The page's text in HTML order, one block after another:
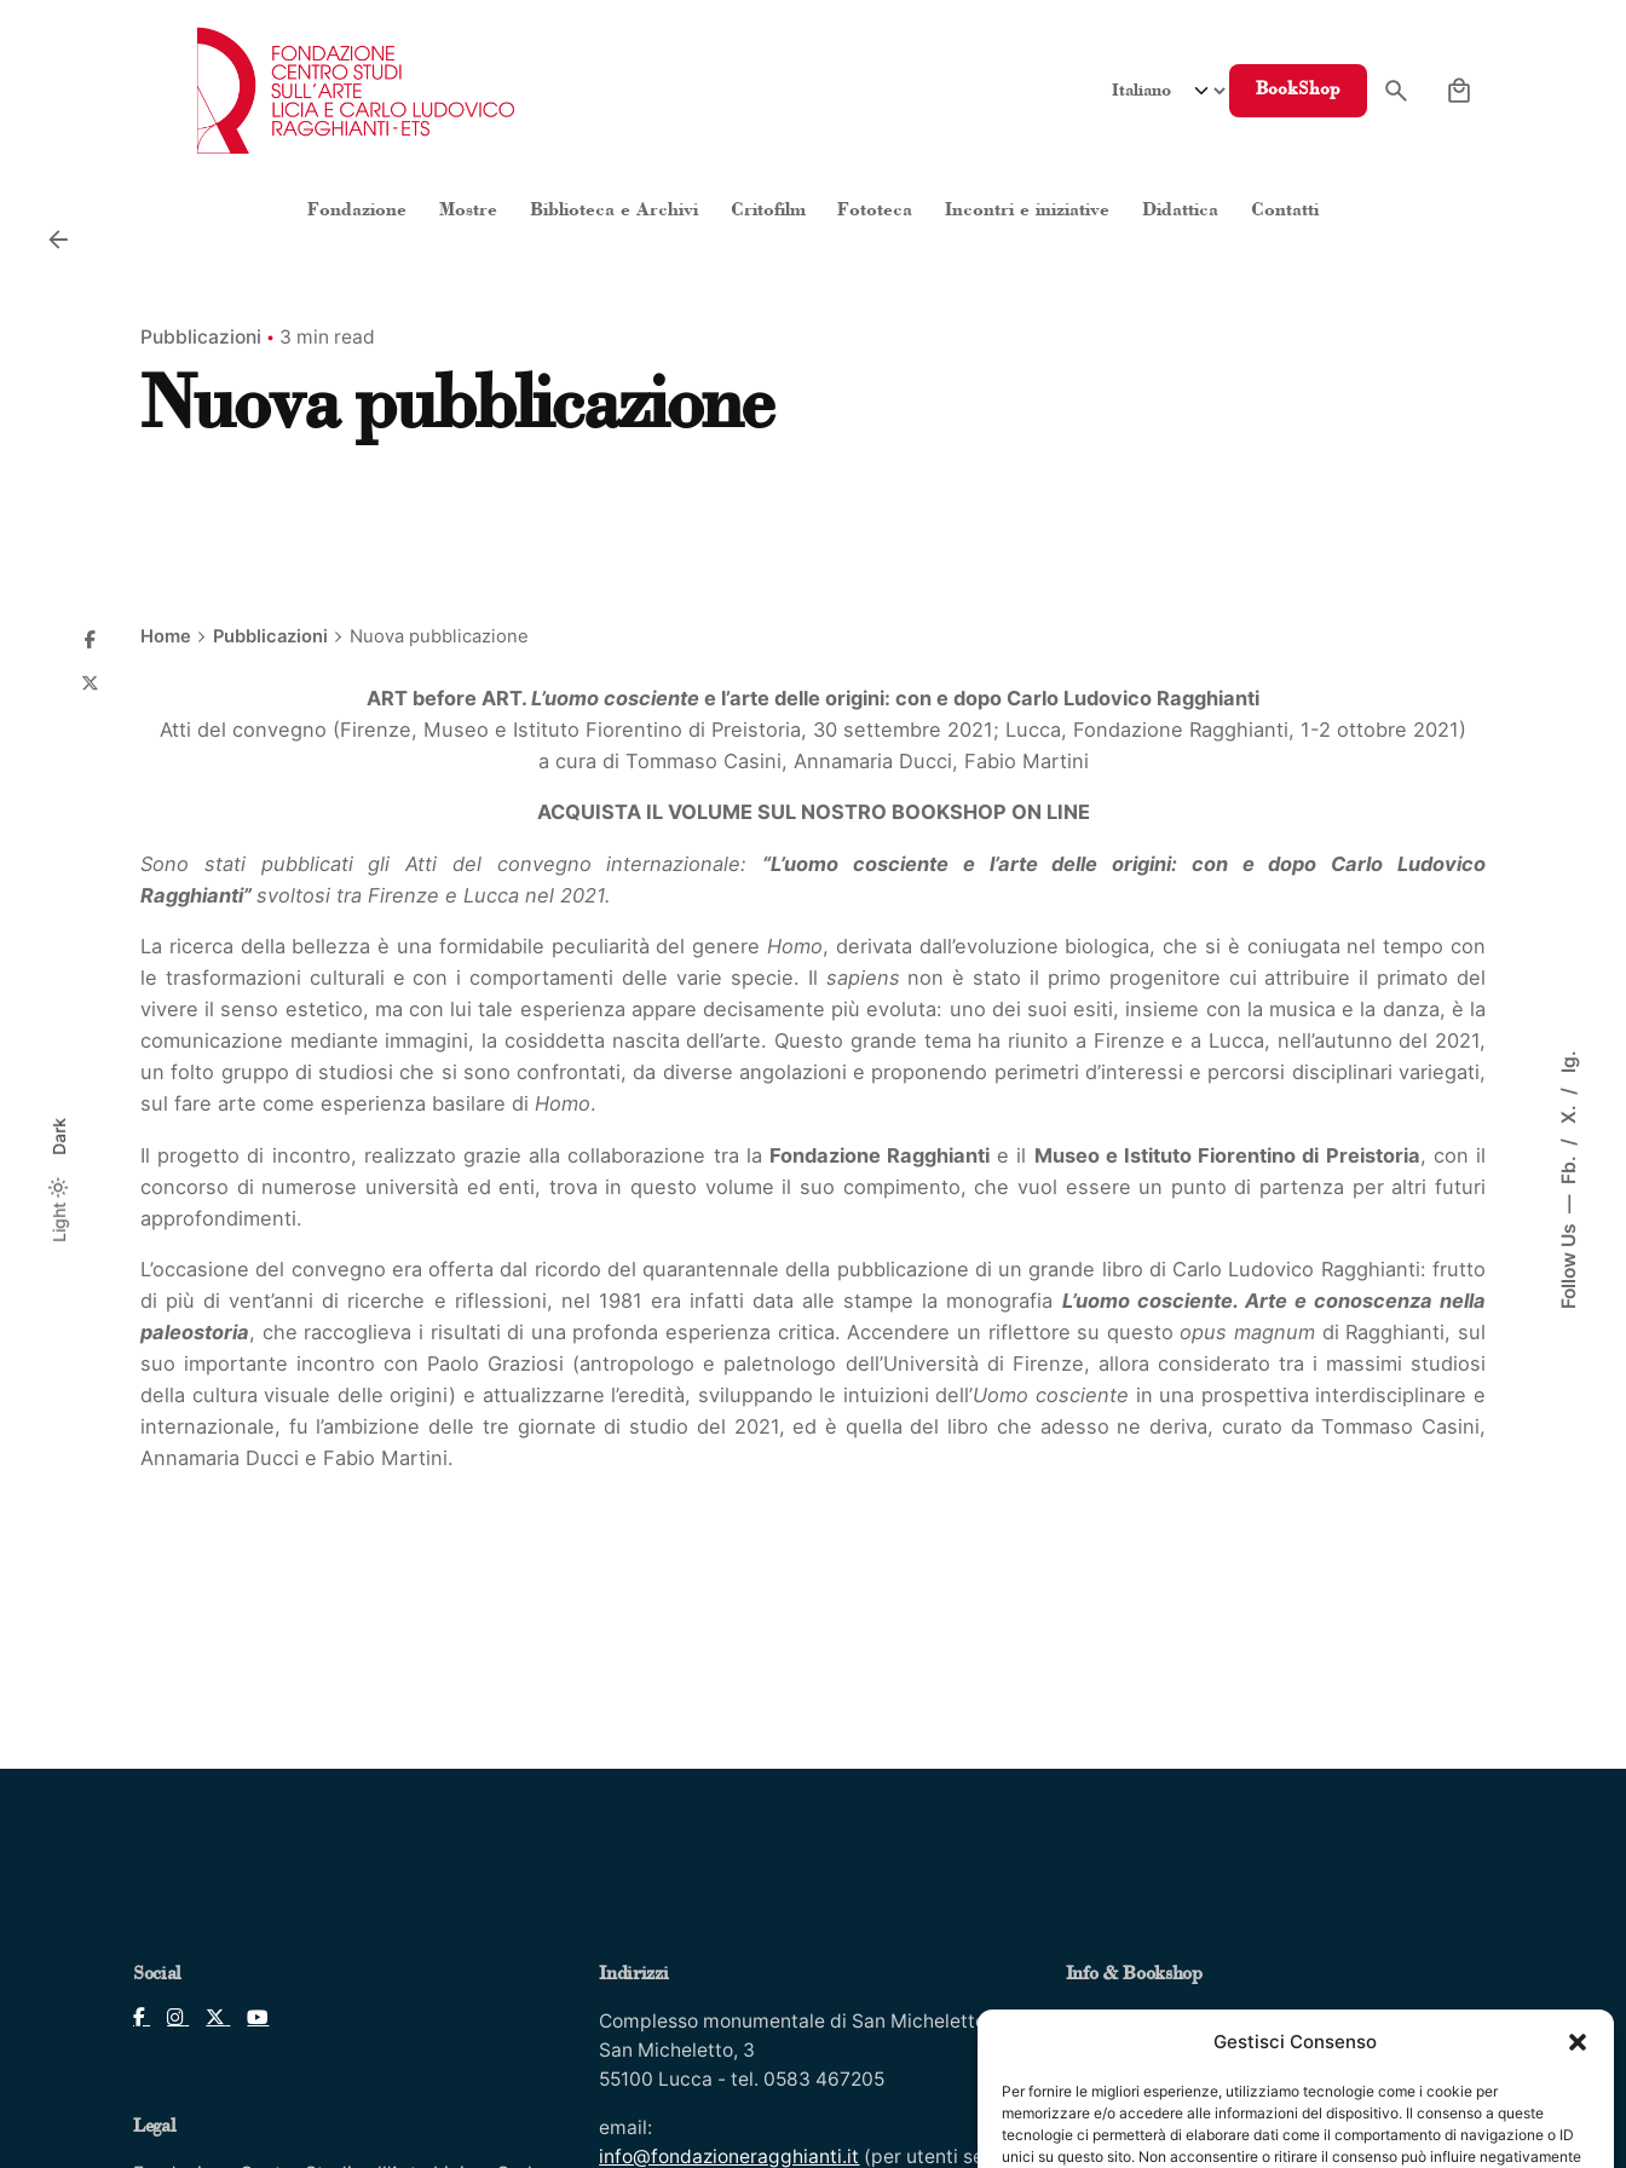
Gestisci Consenso
Per fornire le migliori esperienze, utilizziamo tecnologie come i cookie per
memorizzare e/o accedere alle informazioni del dispositivo. Il consenso a queste
tecnologie ci permetterà di elaborare dati come il comportamento di navigazione o ID
unici su questo sito. Non acconsentire o ritirare il consenso può influire negativamente
Light
Dark
Light
Dark
Follow Us
Fb.
X.
Ig.
Fondazione Mostre Biblioteca e Archivi Critofilm Fototeca Incontri e iniziative Didattica Contatti
BookShop
Pubblicazioni 3 min read
Nuova pubblicazione
Home Pubblicazioni Nuova pubblicazione
ART before ART. L’uomo cosciente e l’arte delle origini: con e dopo Carlo Ludovico Ragghianti
Atti del convegno (Firenze, Museo e Istituto Fiorentino di Preistoria, 30 settembre 2021; Lucca, Fondazione Ragghianti, 1-2 ottobre 2021)
a cura di Tommaso Casini, Annamaria Ducci, Fabio Martini
ACQUISTA IL VOLUME SUL NOSTRO BOOKSHOP ON LINE
Sono stati pubblicati gli Atti del convegno internazionale: “L’uomo cosciente e l’arte delle origini: con e dopo Carlo Ludovico
Ragghianti” svoltosi tra Firenze e Lucca nel 2021.
La ricerca della bellezza è una formidabile peculiarità del genere Homo, derivata dall’evoluzione biologica, che si è coniugata nel tempo con
le trasformazioni culturali e con i comportamenti delle varie specie. Il sapiens non è stato il primo progenitore cui attribuire il primato del
vivere il senso estetico, ma con lui tale esperienza appare decisamente più evoluta: uno dei suoi esiti, insieme con la musica e la danza, è la
comunicazione mediante immagini, la cosiddetta nascita dell’arte. Questo grande tema ha riunito a Firenze e a Lucca, nell’autunno del 2021,
un folto gruppo di studiosi che si sono confrontati, da diverse angolazioni e proponendo perimetri d’interessi e percorsi disciplinari variegati,
sul fare arte come esperienza basilare di Homo.
Il progetto di incontro, realizzato grazie alla collaborazione tra la Fondazione Ragghianti e il Museo e Istituto Fiorentino di Preistoria, con il
concorso di numerose università ed enti, trova in questo volume il suo compimento, che vuol essere un punto di partenza per altri futuri
approfondimenti.
L’occasione del convegno era offerta dal ricordo del quarantennale della pubblicazione di un grande libro di Carlo Ludovico Ragghianti: frutto
di più di vent’anni di ricerche e riflessioni, nel 1981 era infatti data alle stampe la monografia L’uomo cosciente. Arte e conoscenza nella
paleostoria, che raccoglieva i risultati di una profonda esperienza critica. Accendere un riflettore su questoopus magnum di Ragghianti, sul
suo importante incontro con Paolo Graziosi (antropologo e paletnologo dell’Università di Firenze, allora considerato tra i massimi studiosi
della cultura visuale delle origini) e attualizzarne l’eredità, sviluppando le intuizioni dell’Uomo cosciente in una prospettiva interdisciplinare e
internazionale, fu l’ambizione delle tre giornate di studio del 2021, ed è quella del libro che adesso ne deriva, curato da Tommaso Casini,
Annamaria Ducci e Fabio Martini.
Next Post
Social
Legal
Indirizzi
Complesso monumentale di San Micheletto, Via
San Micheletto, 3
55100 Lucca - tel. 0583 467205
email:
info@fondazioneragghianti.it (per utenti senza
Info & Bookshop
Condizioni di vendita
Istruzioni per l’utilizzo del bookshop
Cookie Policy
Modifica le preferenze cookie